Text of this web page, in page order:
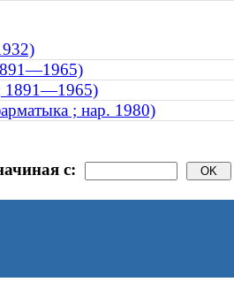
1891—1965)
; 1891—1965)
; нар. 1980)
с: